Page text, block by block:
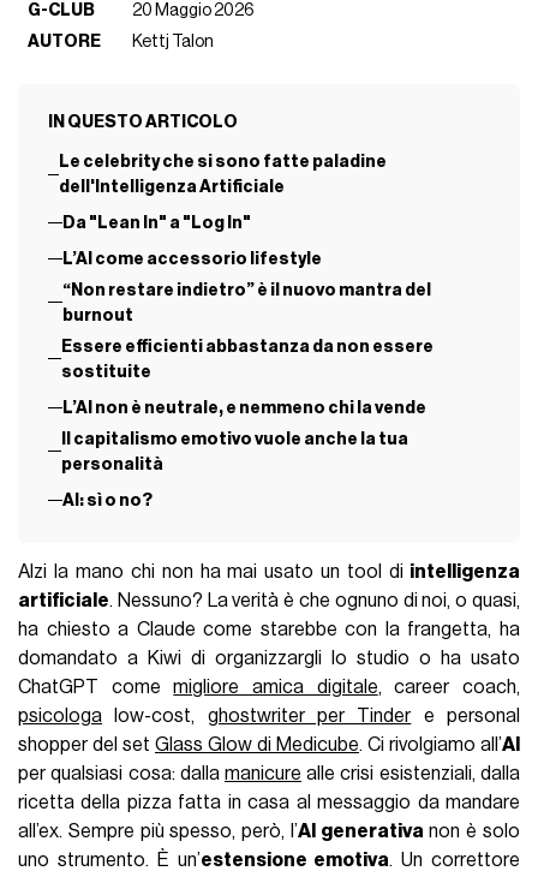
G-CLUB
20 Maggio 2026
AUTORE
Kettj Talon
IN QUESTO ARTICOLO
Le celebrity che si sono fatte paladine
dell'Intelligenza Artificiale
Da "Lean In" a "Log In"
L’AI come accessorio lifestyle
“Non restare indietro” è il nuovo mantra del
burnout
Essere efficienti abbastanza da non essere
sostituite
L’AI non è neutrale, e nemmeno chi la vende
Il capitalismo emotivo vuole anche la tua
personalità
AI: sì o no?
Alzi la mano chi non ha mai usato un tool di intelligenza
artificiale. Nessuno? La verità è che ognuno di noi, o quasi,
ha chiesto a Claude come starebbe con la frangetta, ha
domandato a Kiwi di organizzargli lo studio o ha usato
ChatGPT comemigliore amica digitale, career coach,
psicologa low-cost, ghostwriter per Tindere personal
shopper del setGlass Glow di Medicube. Ci rivolgiamo all’AI
per qualsiasi cosa: dalla manicure alle crisi esistenziali, dalla
ricetta della pizza fatta in casa al messaggio da mandare
all’ex. Sempre più spesso, però, l’AI generativa non è solo
uno strumento. È un’estensione emotiva. Un correttore